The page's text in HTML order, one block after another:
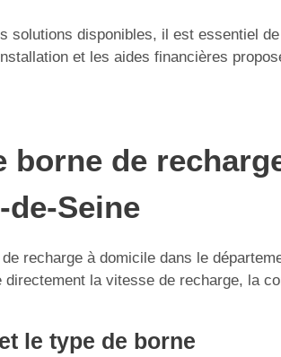
solutions disponibles, il est essentiel
et les aides financières
borne de
Seine
de recharge à domicile dans le
la vitesse de recharge, la
le type de borne